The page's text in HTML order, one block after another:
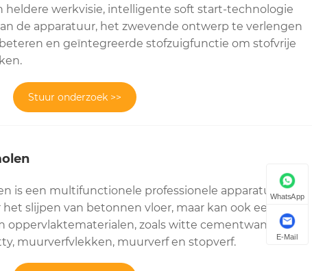
heldere werkvisie, intelligente soft start-technologie
de apparatuur, het zwevende ontwerp te verlengen
en geïntegreerde stofzuigfunctie om stofvrije
Stuur onderzoek >>
is een multifunctionele professionele apparatuur, niet
slijpen van betonnen vloer, maar kan ook een
oppervlaktematerialen, zoals witte cementwand, latex
muurverfvlekken, muurverf en stopverf.
WhatsApp
E-Mail